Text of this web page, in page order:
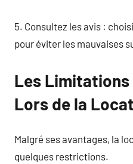
5. Consultez les avis :
pour éviter les mauvaises
Les Limitations
Lors de la
Malgré ses avantages, la
quelques restrictions.